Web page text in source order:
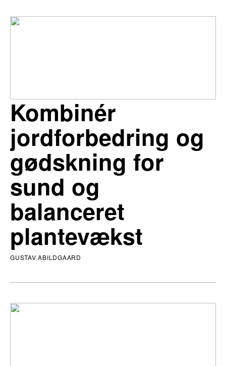
Kombinér
jordforbedring og
gødskning for
sund og
balanceret
plantevækst
GUSTAV ABILDGAARD